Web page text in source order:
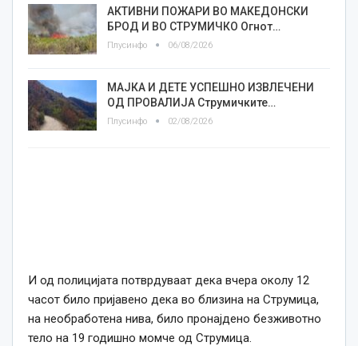
АКТИВНИ ПОЖАРИ ВО МАКЕДОНСКИ
БРОД И ВО СТРУМИЧКО Огнот…
Плусинфо 06/08/2026
МАЈКА И ДЕТЕ УСПЕШНО ИЗВЛЕЧЕНИ
ОД ПРОВАЛИЈА Струмичките…
Плусинфо 02/08/2026
И од полицијата потврдуваат дека вчера околу 12
часот било пријавено дека во близина на Струмица,
на необработена нива, било пронајдено безживотно
тело на 19 годишно момче од Струмица.